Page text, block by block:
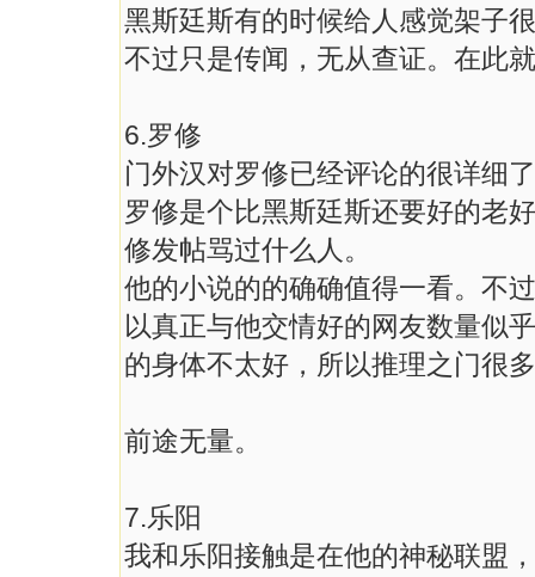
黑斯廷斯有的时候给人感觉架子
不过只是传闻，无从查证。在此
6.罗修
门外汉对罗修已经评论的很详细
罗修是个比黑斯廷斯还要好的老
修发帖骂过什么人。
他的小说的的确确值得一看。不
以真正与他交情好的网友数量似
的身体不太好，所以推理之门很
前途无量。
7.乐阳
我和乐阳接触是在他的神秘联盟